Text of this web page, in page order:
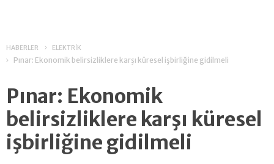
HABERLER ELEKTRİK
Pınar: Ekonomik belirsizliklere karşı küresel işbirliğine gidilmeli
Pınar: Ekonomik
belirsizliklere karşı küresel
işbirliğine gidilmeli